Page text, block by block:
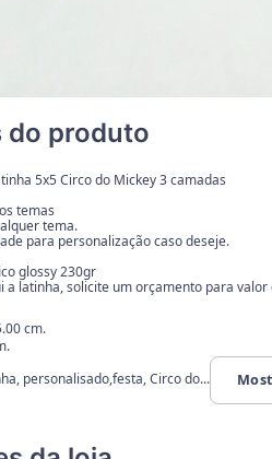
do produto
5x5 Circo do Mickey 3 camadas
temas
tema.
para personalização caso deseje.
glossy 230gr
a latinha, solicite um orçamento para
cm.
personalisado,festa, Circo do...